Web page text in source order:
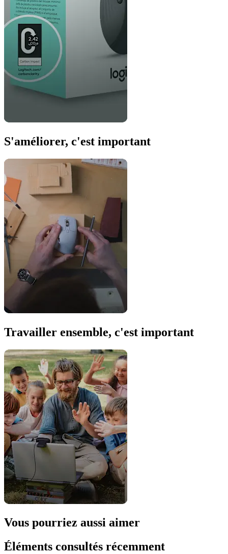
S'améliorer, c'est important
Travailler ensemble, c'est important
Vous pourriez aussi aimer
Éléments consultés récemment